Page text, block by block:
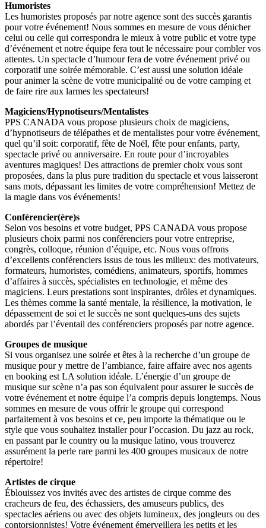
Humoristes
Les humoristes proposés par notre agence sont des succès garantis
pour votre événement! Nous sommes en mesure de vous dénicher
celui ou celle qui correspondra le mieux à votre public et votre type
d’événement et notre équipe fera tout le nécessaire pour combler vos
attentes. Un spectacle d’humour fera de votre événement privé ou
corporatif une soirée mémorable. C’est aussi une solution idéale
pour animer la scène de votre municipalité ou de votre camping et
de faire rire aux larmes les spectateurs!
Magiciens/Hypnotiseurs/Mentalistes
PPS CANADA vous propose plusieurs choix de magiciens,
d’hypnotiseurs de télépathes et de mentalistes pour votre événement,
quel qu’il soit: corporatif, fête de Noël, fête pour enfants, party,
spectacle privé ou anniversaire. En route pour d’incroyables
aventures magiques! Des attractions de premier choix vous sont
proposées, dans la plus pure tradition du spectacle et vous laisseront
sans mots, dépassant les limites de votre compréhension! Mettez de
la magie dans vos événements!
Conférencier(ère)s
Selon vos besoins et votre budget, PPS CANADA vous propose
plusieurs choix parmi nos conférenciers pour votre entreprise,
congrès, colloque, réunion d’équipe, etc. Nous vous offrons
d’excellents conférenciers issus de tous les milieux: des motivateurs,
formateurs, humoristes, comédiens, animateurs, sportifs, hommes
d’affaires à succès, spécialistes en technologie, et même des
magiciens. Leurs prestations sont inspirantes, drôles et dynamiques.
Les thèmes comme la santé mentale, la résilience, la motivation, le
dépassement de soi et le succès ne sont quelques-uns des sujets
abordés par l’éventail des conférenciers proposés par notre agence.
Groupes de musique
Si vous organisez une soirée et êtes à la recherche d’un groupe de
musique pour y mettre de l’ambiance, faire affaire avec nos agents
en booking est LA solution idéale. L’énergie d’un groupe de
musique sur scène n’a pas son équivalent pour assurer le succès de
votre événement et notre équipe l’a compris depuis longtemps. Nous
sommes en mesure de vous offrir le groupe qui correspond
parfaitement à vos besoins et ce, peu importe la thématique ou le
style que vous souhaitez installer pour l’occasion. Du jazz au rock,
en passant par le country ou la musique latino, vous trouverez
assurément la perle rare parmi les 400 groupes musicaux de notre
répertoire!
Artistes de cirque
Éblouissez vos invités avec des artistes de cirque comme des
cracheurs de feu, des échassiers, des amuseurs publics, des
spectacles aériens ou avec des objets lumineux, des jongleurs ou des
contorsionnistes! Votre événement émerveillera les petits et les